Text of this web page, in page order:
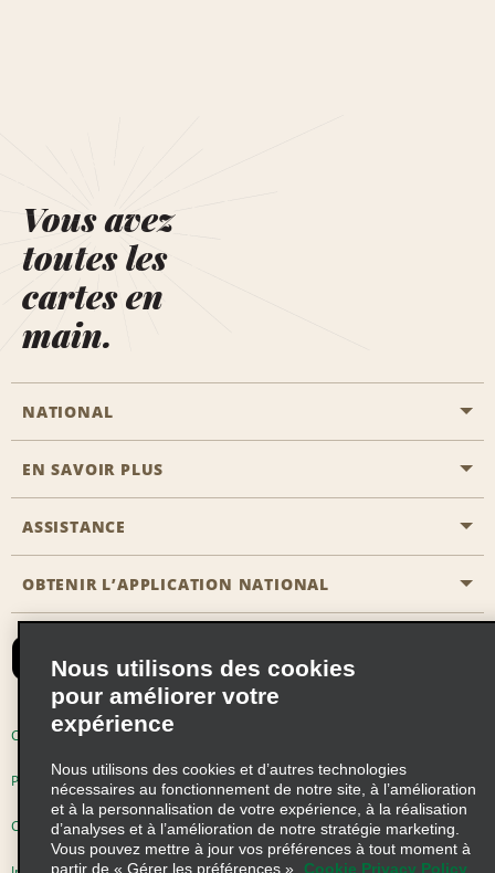
Vous avez
toutes les
cartes en
main.
NATIONAL
Passer une réservation
Solutions pour les professionnels
EN SAVOIR PLUS
Carrière
ASSISTANCE
Accessibilité
Nous contacter
Recevoir des offres par email
OBTENIR L’APPLICATION NATIONAL
Conditions d’utilisation
Politique d’utilisation des cookies
Choix de confidentialité
Nous utilisons des cookies
pour améliorer votre
expérience
Nous utilisons des cookies et d’autres technologies
nécessaires au fonctionnement de notre site, à l’amélioration
et à la personnalisation de votre expérience, à la réalisation
d’analyses et à l’amélioration de notre stratégie marketing.
Vous pouvez mettre à jour vos préférences à tout moment à
partir de « Gérer les préférences ».
Cookie Privacy Policy